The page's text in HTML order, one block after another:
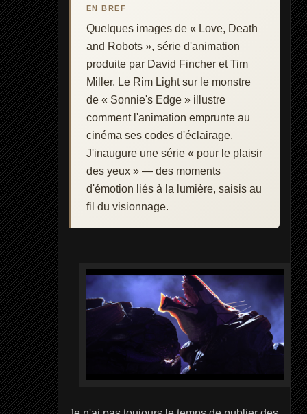
EN BREF
Quelques images de « Love, Death
and Robots », série d'animation
produite par David Fincher et Tim
Miller. Le Rim Light sur le monstre
de « Sonnie's Edge » illustre
comment l'animation emprunte au
cinéma ses codes d'éclairage.
J'inaugure une série « pour le plaisir
des yeux » — des moments
d'émotion liés à la lumière, saisis au
fil du visionnage.